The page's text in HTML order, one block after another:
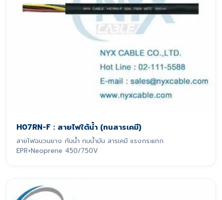
H07RN-F : สายไฟใต้น้ำ (ทนสารเคมี)
สายไฟฉนวนยาง กันน้ำ ทนน้ำมัน สารเคมี แรงกระแทก
EPR+Neoprene 450/750V